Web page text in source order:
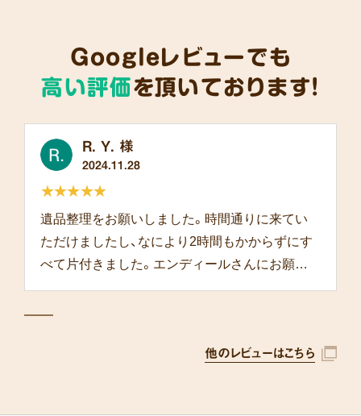
Googleレビューでも
高い評価を頂いております!
R. Y. 様
2024.11.28
遺品整理をお願いしました。時間通りに来てい
ただけましたし、なにより2時間もかからずにす
べて片付きました。エンディールさんにお願い
★★★★★
他のレビューはこちら